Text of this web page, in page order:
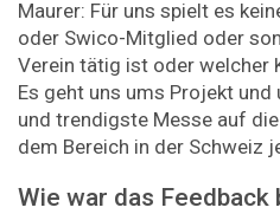
Maurer: Für uns spielt es
oder Swico-Mitglied oder
Verein tätig ist oder welcher
Es geht uns ums Projekt
und trendigste Messe auf
dem Bereich in der Schweiz
Wie war das Feedback